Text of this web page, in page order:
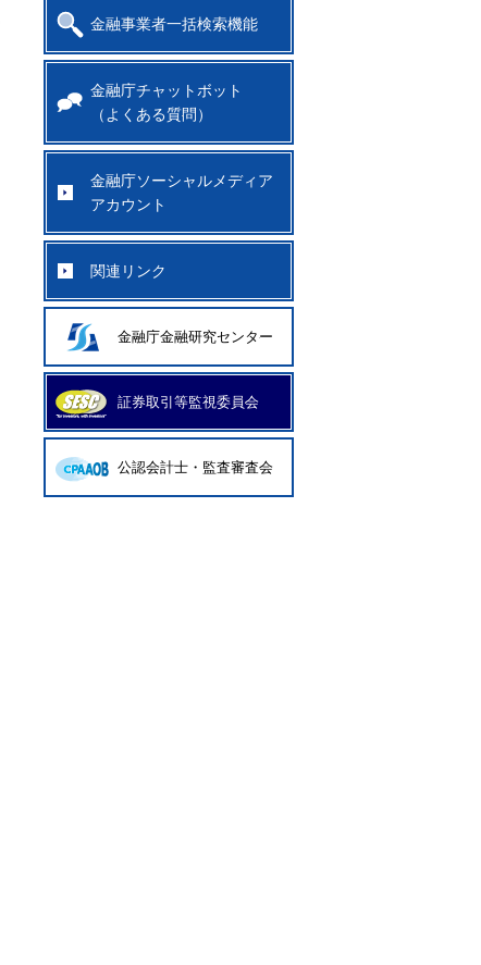
金融事業者一括検索機能
金融庁チャットボット
（よくある質問）
金融庁ソーシャルメディア
アカウント
関連リンク
金融庁金融研究センター
証券取引等監視委員会
公認会計士・監査審査会